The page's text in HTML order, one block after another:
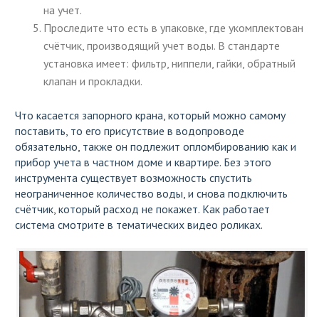
на учет.
Проследите что есть в упаковке, где укомплектован
счётчик, производящий учет воды. В стандарте
установка имеет: фильтр, ниппели, гайки, обратный
клапан и прокладки.
Что касается запорного крана, который можно самому
поставить, то его присутствие в водопроводе
обязательно, также он подлежит опломбированию как и
прибор учета в частном доме и квартире. Без этого
инструмента существует возможность спустить
неограниченное количество воды, и снова подключить
счётчик, который расход не покажет. Как работает
система смотрите в тематических видео роликах.